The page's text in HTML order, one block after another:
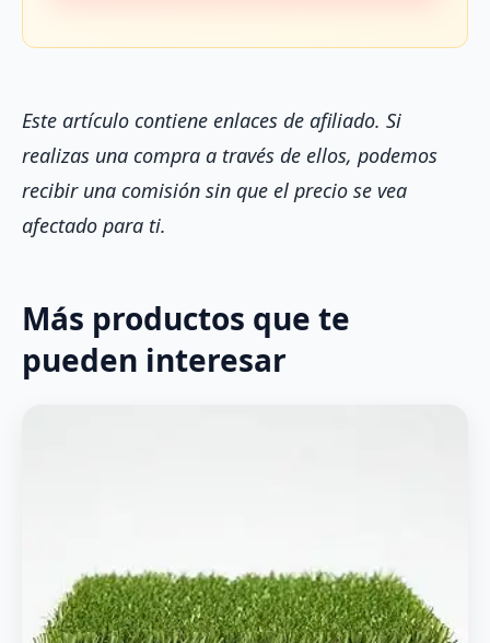
Este artículo contiene enlaces de afiliado. Si
realizas una compra a través de ellos, podemos
recibir una comisión sin que el precio se vea
afectado para ti.
Más productos que te
pueden interesar